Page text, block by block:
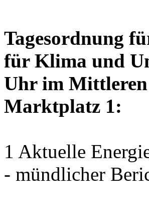
Tagesordnung
für Klima und
Uhr im Mittleren
Marktplatz 1:
1 Aktuelle
- mündlicher